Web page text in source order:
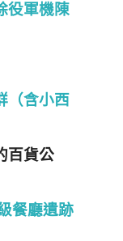
役軍機陳
（含小西
百貨公
餐廳遺跡